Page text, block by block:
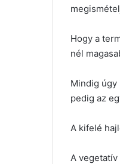
Hogy a
nél
Mindig úgy
pedig az
A kifelé
A